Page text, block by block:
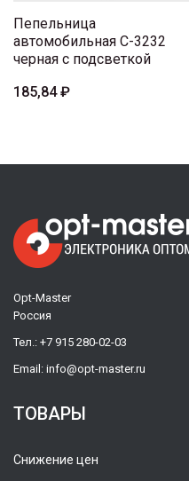
Пепельница
автомобильная C-3232
черная с подсветкой
185,84 ₽
Opt-Master
Россия
Тел.: +7 915 280-02-03
Email: info@opt-master.ru
ТОВАРЫ
Снижение цен